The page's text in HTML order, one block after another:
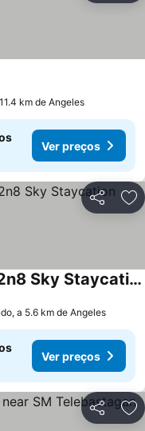
km de Angeles
Ver preços
Partilhar
Two Bedroom Azure North 2n8 Sky Staycation
a 5.6 km de Angeles
Ver preços
Partilhar